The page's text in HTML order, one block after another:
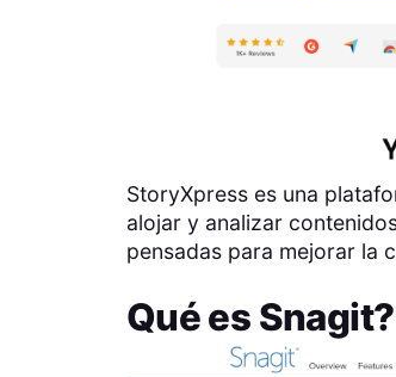
StoryXpress es una
alojar y analizar
pensadas para mejorar la
Qué es Snagit?